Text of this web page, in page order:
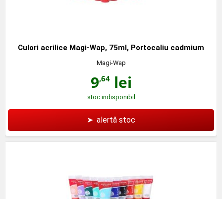
Culori acrilice Magi-Wap, 75ml, Portocaliu cadmium
Magi-Wap
9,64lei
stoc indisponibil
➤ alertă stoc